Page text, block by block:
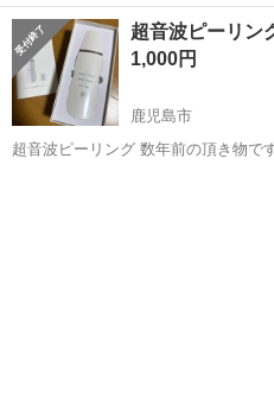
階(エレベーターなし)まで取りに来
鹿児島 鹿児島市 美容家電
超音波ピーリン
1,000円
鹿児島市
超音波ピーリング 数年前の頂き物です。２回程、使用して自宅保管し